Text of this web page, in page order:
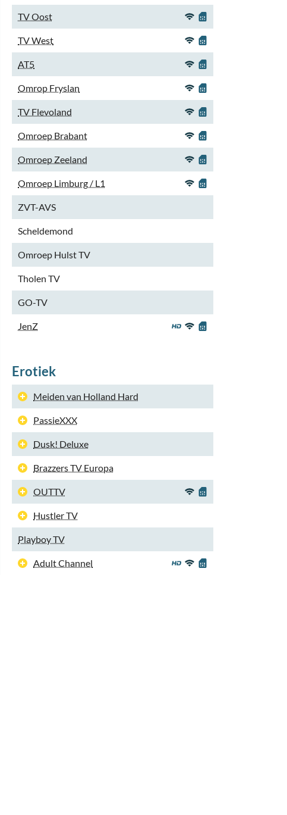
TV Oost
TV West
AT5
Omrop Fryslan
TV Flevoland
Omroep Brabant
Omroep Zeeland
Omroep Limburg / L1
ZVT-AVS
Scheldemond
Omroep Hulst TV
Tholen TV
GO-TV
JenZ
Erotiek
Meiden van Holland Hard
PassieXXX
Dusk! Deluxe
Brazzers TV Europa
OUTTV
Hustler TV
Playboy TV
Adult Channel